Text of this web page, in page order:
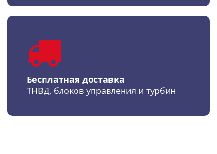
Бесплатная доставка
ТНВД, блоков управления и турбин